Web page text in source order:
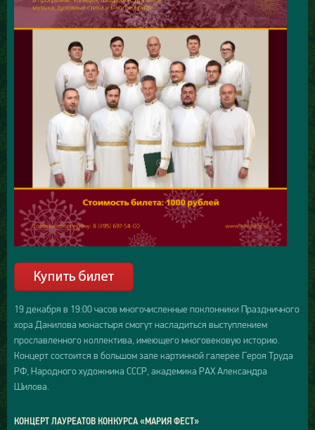
19 декабря в 19:00 часов многочисленные поклонники Праздничного
хора Данилова монастыря смогут насладиться выступлением
прославленного коллектива, имеющего многовековую историю.
Концерт состоится в большом зале картинной галерее Героя Труда
РФ, Народного художника СССР, академика РАХ Александра
Шилова.
КОНЦЕРТ ЛАУРЕАТОВ КОНКУРСА «МАРИЯ ФЕСТ»